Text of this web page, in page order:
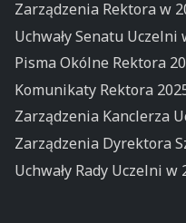
Zarządzenia Rektora w
Uchwały Senatu Uczelni
Pisma Okólne Rektora
Komunikaty Rektora
Zarządzenia Kanclerza
Zarządzenia Dyrektora
Uchwały Rady Uczelni w